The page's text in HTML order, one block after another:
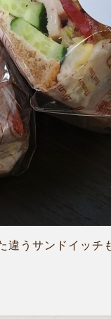
違うサンドイッ